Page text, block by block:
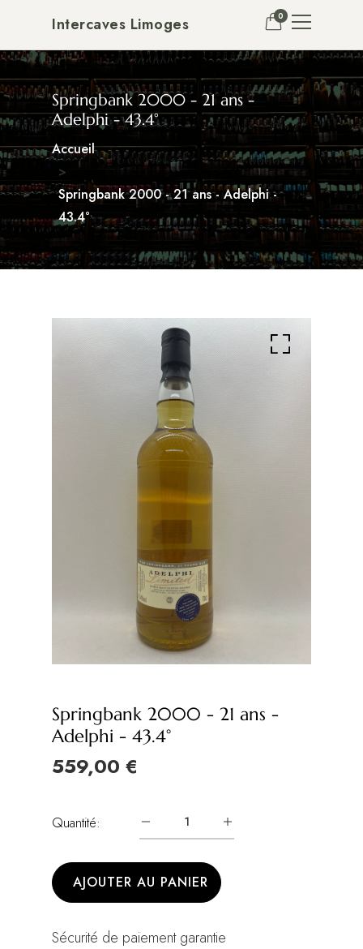
Intercaves Limoges 0
Springbank 2000 - 21 ans -
Adelphi - 43.4°
Accueil
Springbank 2000 - 21 ans - Adelphi -
43.4°
Springbank 2000 - 21 ans -
Adelphi - 43.4°
559,00 €
Quantité:
AJOUTER AU PANIER
Sécurité de paiement garantie